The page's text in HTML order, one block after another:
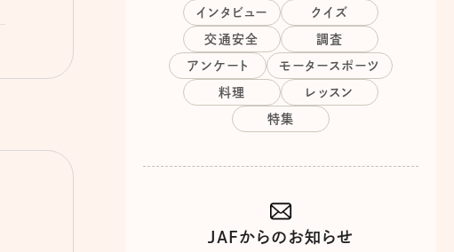
インタビュー クイズ
交通安全 調査
アンケート モータースポーツ
料理 レッスン
特集
JAFからのお知らせ